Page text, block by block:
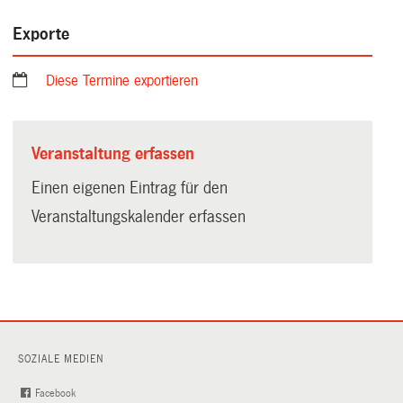
Exporte
Diese Termine exportieren
Veranstaltung erfassen
Einen eigenen Eintrag für den
Veranstaltungskalender erfassen
SOZIALE MEDIEN
Facebook